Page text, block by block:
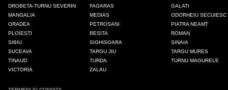
Colonia Fabricii
Constanta
DROBETA-TURNU SEVERIN
FAGARAS
GALATI
MANGALIA
MEDIAS
ODORHEIU SECUIESC
ORADEA
PETROSANI
PIATRA NEAMT
PLOIESTI
RESITA
ROMAN
SIBIU
SIGHISOARA
SINAIA
SUCEAVA
TARGU JIU
TARGU MURES
TINAUD
TURDA
TURNU MAGURELE
VICTORIA
ZALAU